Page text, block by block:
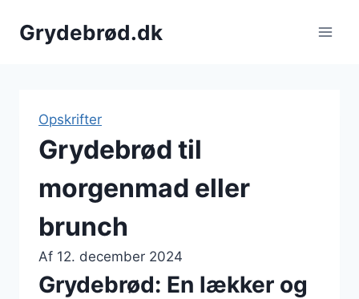
Grydebrød.dk
Opskrifter
Grydebrød til
morgenmad eller
brunch
Af 12. december 2024
Grydebrød: En lækker og